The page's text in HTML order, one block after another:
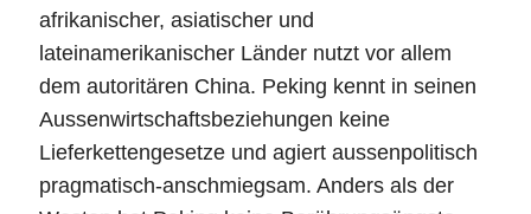
afrikanischer, asiatischer und
lateinamerikanischer Länder nutzt vor allem
dem autoritären China. Peking kennt in seinen
Aussenwirtschaftsbeziehungen keine
Lieferkettengesetze und agiert aussenpolitisch
pragmatisch-anschmiegsam. Anders als der